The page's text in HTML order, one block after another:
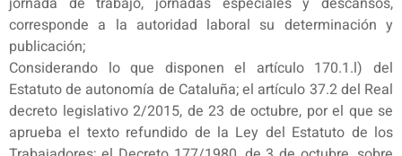
corresponde a la autoridad laboral su determinación y
publicación;
Considerando lo que disponen el artículo 170.1.l) del
Estatuto de autonomía de Cataluña; el artículo 37.2 del Real
decreto legislativo 2/2015, de 23 de octubre, por el que se
aprueba el texto refundido de la Ley del Estatuto de los